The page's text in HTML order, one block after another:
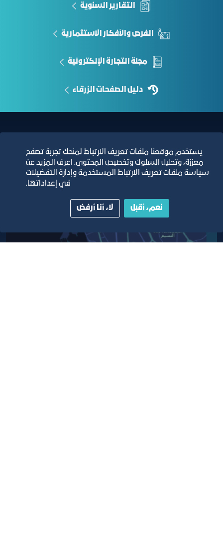
التقارير السنوية
الفرص والأفكار الاستثمارية
مجلة التجارة الإلكترونية
دليل الصفحات الزرقاء
يستخدم موقعنا ملفات تعريف الارتباط لمنحك تجربة تصفح
معززة، وتحليل السلوك وتخصيص المحتوى. اعرف المزيد عن
سياسة ملفات تعريف الارتباط المستخدمة وإدارة التفضيلات
في إعداداتها.
نعم، أقبل لا، أنا أرفض